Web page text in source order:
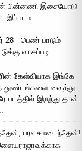
பின்னணி இசையோடு
இப்படம...
28 - பெண் பாடும்
வாசப்படி
கேள்வியாக இங்கே
துண்டங்களை வைத்து
இருந்து தான்.
பரவசமடைந்தேன்!